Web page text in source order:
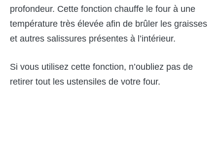
profondeur. Cette fonction chauffe le four à une
température très élevée afin de brûler les graisses
et autres salissures présentes à l’intérieur.
Si vous utilisez cette fonction, n’oubliez pas de
retirer tout les ustensiles de votre four.